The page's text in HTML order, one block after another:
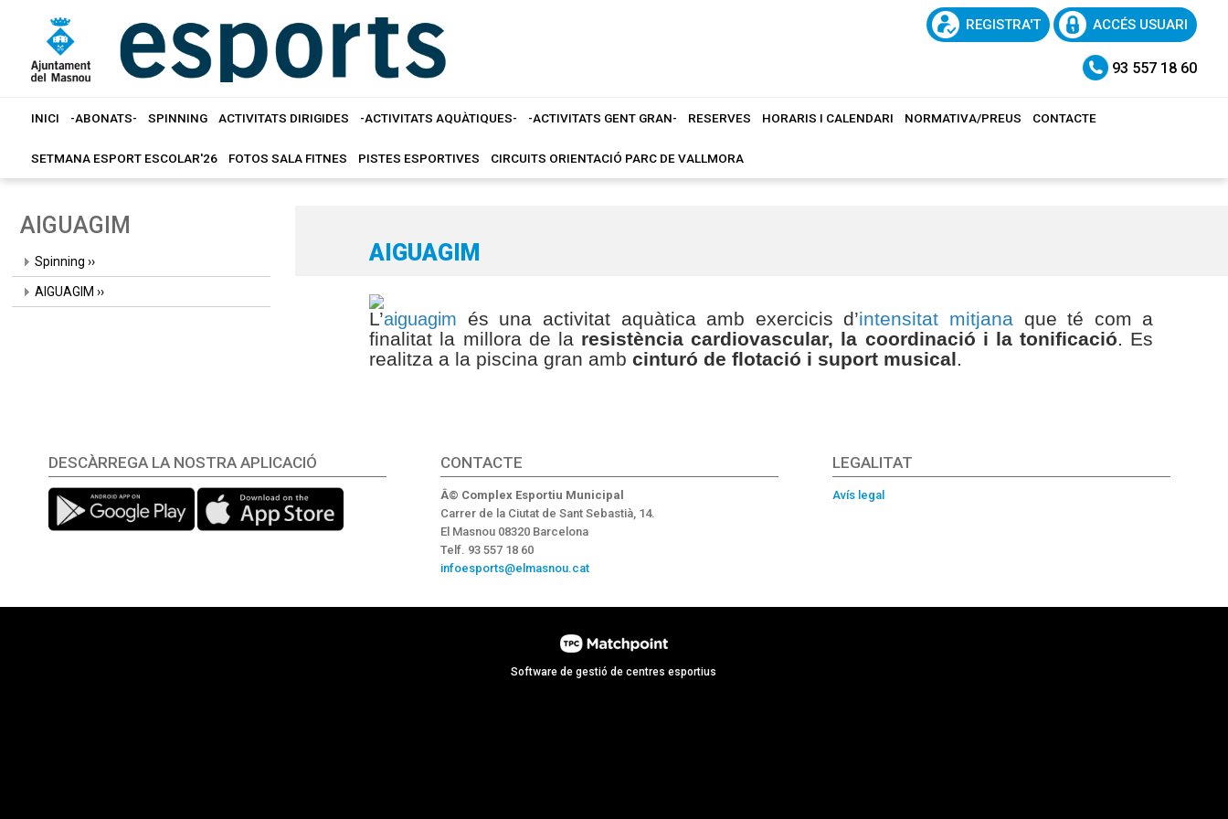
REGISTRA'T ACCÉS USUARI
93 557 18 60
INICI -ABONATS- SPINNING ACTIVITATS DIRIGIDES -ACTIVITATS AQUÀTIQUES- -ACTIVITATS GENT GRAN- RESERVES HORARIS I CALENDARI NORMATIVA/PREUS CONTACTE
SETMANA ESPORT ESCOLAR'26 FOTOS SALA FITNES PISTES ESPORTIVES CIRCUITS ORIENTACIÓ PARC DE VALLMORA
AIGUAGIM
Spinning ››
AIGUAGIM ››
AIGUAGIM
L’aiguagim és una activitat aquàtica amb exercicis d’intensitat mitjana que té com a
finalitat la millora de laresistència cardiovascular, la coordinació i la tonificació. Es
realitza a la piscina gran ambcinturó de flotació i suport musical.
DESCÀRREGA LA NOSTRA APLICACIÓ CONTACTE
Â© Complex Esportiu Municipal
Carrer de la Ciutat de Sant Sebastià, 14.
El Masnou 08320 Barcelona
Telf. 93 557 18 60
infoesports@elmasnou.cat
LEGALITAT
Avís legal
Software de gestió de centres esportius